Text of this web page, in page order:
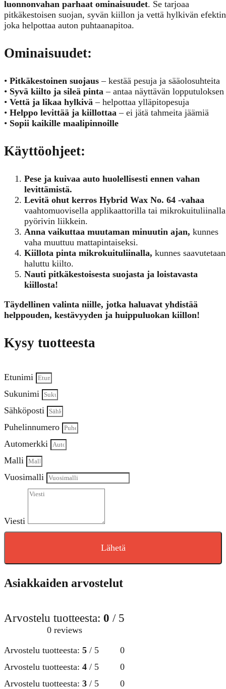
luonnonvahan parhaat ominaisuudet. Se tarjoaa
pitkäkestoisen suojan, syvän kiillon ja vettä hylkivän
joka helpottaa auton puhtaanapitoa.
Ominaisuudet:
• Pitkäkestoinen suojaus – kestää pesuja ja sääolosuhteita
• Syvä kiilto ja sileä pinta – antaa näyttävän lopputuloksen
• Vettä ja likaa hylkivä – helpottaa ylläpitopesuja
• Helppo levittää ja kiillottaa – ei jätä tahmeita jäämiä
• Sopii kaikille maalipinnoille
Käyttöohjeet:
Pese ja kuivaa auto huolellisesti ennen vahan
levittämistä.
Levitä ohut kerros Hybrid Wax No. 64 -vahaa
vaahtomuovisella applikaattorilla tai mikrokuituliinalla
pyörivin liikkein.
Anna vaikuttaa muutaman minuutin ajan, kunnes
vaha muuttuu mattapintaiseksi.
Kiillota pinta mikrokuituliinalla, kunnes saavutetaan
haluttu kiilto.
Nauti pitkäkestoisesta suojasta ja loistavasta
kiillosta!
Täydellinen valinta niille, jotka haluavat yhdistää
helppouden, kestävyyden ja huippuluokan kiillon!
Kysy tuotteesta
Etunimi
Sukunimi
Sähköposti
Puhelinnumero
Automerkki
Malli
Vuosimalli
Viesti
Lähetä
Asiakkaiden arvostelut
Arvostelu tuotteesta: 0 / 5
0 reviews
Arvostelu tuotteesta: 5 / 5
0
Arvostelu tuotteesta: 4 / 5
0
Arvostelu tuotteesta: 3 / 5
0